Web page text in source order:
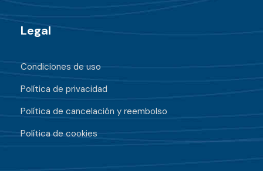
Legal
Condiciones de uso
Política de privacidad
Política de cancelación y reembolso
Política de cookies